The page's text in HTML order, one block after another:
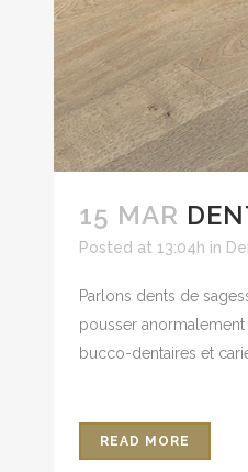
15 MAR
Posted at 13:04h in
Parlons dents de
pousser
bucco-dentaires et
READ MORE